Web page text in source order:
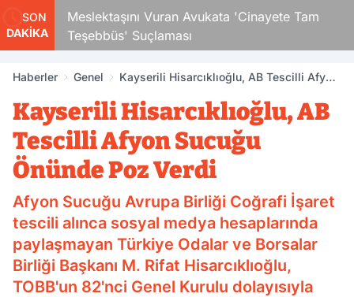
SON
DAKİKA
Meslektaşını Vuran Avukata 'Cinayete Tam
Teşebbüs' Suçlaması
Haberler Genel
Kayserili Hisarcıklıoğlu, AB Tescilli Afyon
Kayserili Hisarcıklıoğlu, AB
Tescilli Afyon Sucuğu
Önünde Poz Verdi
Afyon Sucuğu Avrupa Birliği Coğrafi İşaret
tescili alınca sosyal medya hesaplarında
paylaşmayan Türkiye Odalar ve Borsalar
Birliği Başkanı M. Rifat Hisarcıklıoğlu,
TOBB'un 82'nci Genel Kurulu dolayısıyla